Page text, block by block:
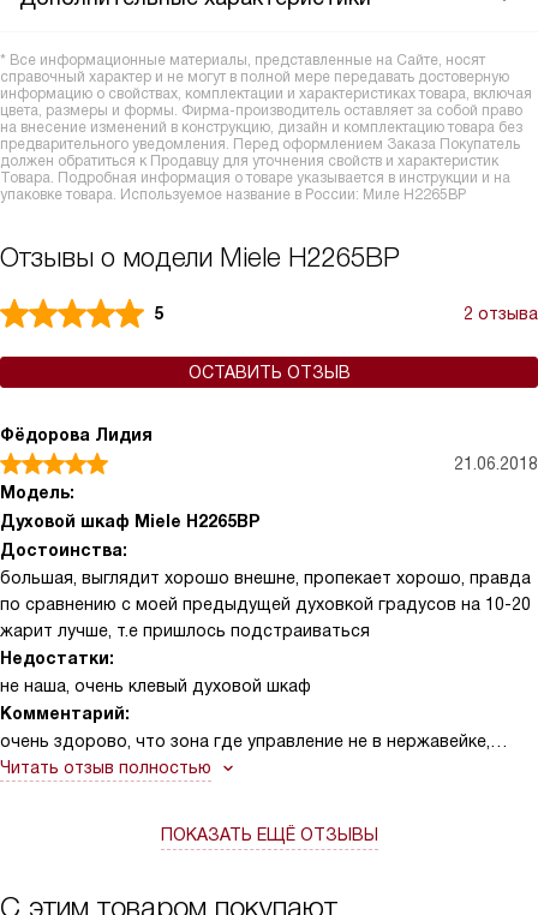
* Все информационные материалы, представленные на Сайте, носят
справочный характер и не могут в полной мере передавать достоверную
информацию о свойствах, комплектации и характеристиках товара, включая
цвета, размеры и формы. Фирма-производитель оставляет за собой право
на внесение изменений в конструкцию, дизайн и комплектацию товара без
предварительного уведомления. Перед оформлением Заказа Покупатель
должен обратиться к Продавцу для уточнения свойств и характеристик
Товара. Подробная информация о товаре указывается в инструкции и на
упаковке товара. Используемое название в России: Миле H2265BP
Отзывы о модели Miele H2265BP
5 2 отзыва
ОСТАВИТЬ ОТЗЫВ
Фёдорова Лидия
21.06.2018
Модель:
Духовой шкаф Miele H2265BP
Достоинства:
большая, выглядит хорошо внешне, пропекает хорошо, правда
по сравнению с моей предыдущей духовкой градусов на 10-20
жарит лучше, т.е пришлось подстраиваться
Недостатки:
не наша, очень клевый духовой шкаф
Комментарий:
очень здорово, что зона где управление не в нержавейке,
очень удобно моется.
Читать отзыв полностью
ПОКАЗАТЬ ЕЩЁ ОТЗЫВЫ
С этим товаром покупают